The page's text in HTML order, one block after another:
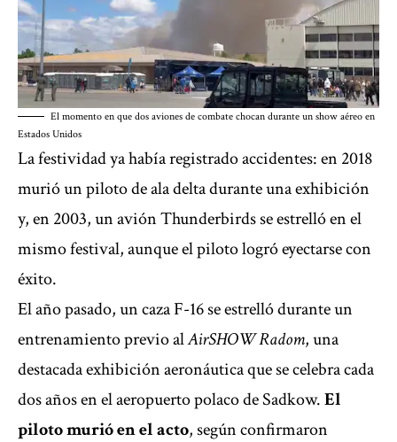
El momento en que dos aviones de combate chocan durante un show aéreo en
Estados Unidos
La festividad ya había registrado accidentes: en 2018
murió un piloto de ala delta durante una exhibición
y, en 2003, un avión Thunderbirds se estrelló en el
mismo festival, aunque el piloto logró eyectarse con
éxito.
El año pasado, un caza F-16 se estrellódurante un
entrenamiento previo alAirSHOW Radom, una
destacada exhibición aeronáutica que se celebra cada
dos años en el aeropuerto polaco de Sadkow.El
piloto murió en el acto, según confirmaron